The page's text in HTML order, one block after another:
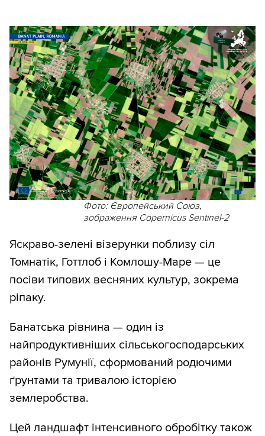
Фото: Європейський Союз,
зображення Copernicus Sentinel-2
Яскраво-зелені візерунки поблизу сіл
Томнатік, Готтлоб і Комлошу-Маре — це
посіви типових весняних культур, зокрема
ріпаку.
Банатська рівнина — один із
найпродуктивніших сільськогосподарських
районів Румунії, сформований родючими
ґрунтами та тривалою історією
землеробства.
Цей ландшафт інтенсивного обробітку також